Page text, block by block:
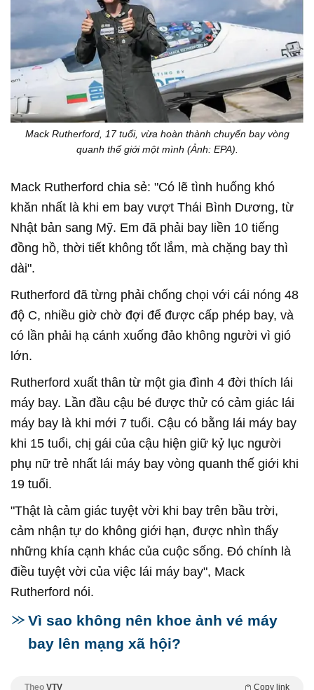
Mack Rutherford, 17 tuổi, vừa hoàn thành chuyến bay vòng
quanh thế giới một mình (Ảnh: EPA).
Mack Rutherford chia sẻ: "Có lẽ tình huống khó
khăn nhất là khi em bay vượt Thái Bình Dương, từ
Nhật bản sang Mỹ. Em đã phải bay liền 10 tiếng
đồng hồ, thời tiết không tốt lắm, mà chặng bay thì
dài".
Rutherford đã từng phải chống chọi với cái nóng 48
độ C, nhiều giờ chờ đợi để được cấp phép bay, và
có lần phải hạ cánh xuống đảo không người vì gió
lớn.
Rutherford xuất thân từ một gia đình 4 đời thích lái
máy bay. Lần đầu cậu bé được thử có cảm giác lái
máy bay là khi mới 7 tuổi. Cậu có bằng lái máy bay
khi 15 tuổi, chị gái của cậu hiện giữ kỷ lục người
phụ nữ trẻ nhất lái máy bay vòng quanh thế giới khi
19 tuổi.
"Thật là cảm giác tuyệt vời khi bay trên bầu trời,
cảm nhận tự do không giới hạn, được nhìn thấy
những khía cạnh khác của cuộc sống. Đó chính là
điều tuyệt vời của việc lái máy bay", Mack
Rutherford nói.
Vì sao không nên khoe ảnh vé máy
bay lên mạng xã hội?
Theo VTV Copy link